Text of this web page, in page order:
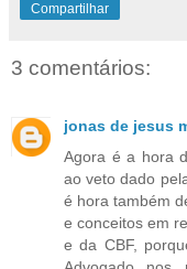
Compartilhar
3 comentários:
jonas de jesus
Agora é a hora
ao veto dado
é hora também
e conceitos em
e da CBF,